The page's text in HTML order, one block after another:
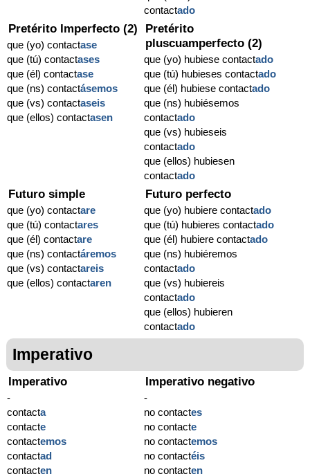
contactado
Pretérito Imperfecto (2)
que (yo) contactase
que (tú) contactases
que (él) contactase
que (ns) contactásemos
que (vs) contactaseis
que (ellos) contactasen
Pretérito
pluscuamperfecto (2)
que (yo) hubiese contactado
que (tú) hubieses contactado
que (él) hubiese contactado
que (ns) hubiésemos
contactado
que (vs) hubieseis
contactado
que (ellos) hubiesen
contactado
Futuro simple
que (yo) contactare
que (tú) contactares
que (él) contactare
que (ns) contactáremos
que (vs) contactareis
que (ellos) contactaren
Futuro perfecto
que (yo) hubiere contactado
que (tú) hubieres contactado
que (él) hubiere contactado
que (ns) hubiéremos
contactado
que (vs) hubiereis
contactado
que (ellos) hubieren
contactado
Imperativo
Imperativo
-
contacta
contacte
contactemos
contactad
contacten
Imperativo negativo
-
no contactes
no contacte
no contactemos
no contactéis
no contacten